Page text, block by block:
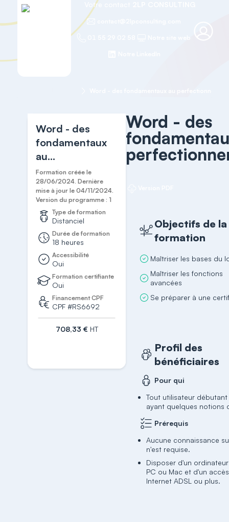
Votre contact
Word - des
fondamentaux
au
perfectionnement
Formation créée le
28/06/2024. Dernière
mise à jour le 04/11/2024.
Version du programme : 1
Type de formation
Distanciel
Durée de formation
18 heures
Accessibilité
Oui
Formation certifiante
Oui
Financement CPF
CPF #RS6692
708,33 € HT
Word - des
Objectifs de la
formation
Maîtriser les bases du
Maîtriser les fonctions
avancées
Se préparer à une
Profil des
bénéficiaires
Pour qui
Tout utilisateur
ayant quelques notions
Prérequis
Aucune connaissance
n'est requise.
Disposer d'un
PC ou Mac et d'un
Internet ADSL ou plus.